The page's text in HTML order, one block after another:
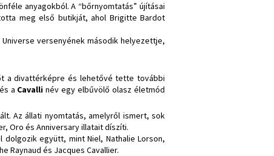
anyagokból. A “bőrnyomtatás” újításai
meg első butikját, ahol Brigitte Bardot
versenyének második helyezettje,
a divattérképre és lehetővé tette további
a Cavallinév egy elbűvölő olasz életmód
Az állati nyomtatás, amelyről ismert, sok
Oro és Anniversary illatait díszíti.
együtt, mint Niel, Nathalie Lorson,
Raynaud és Jacques Cavallier.